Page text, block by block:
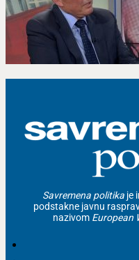
Savremena politika je
podstakne javnu
nazivom European